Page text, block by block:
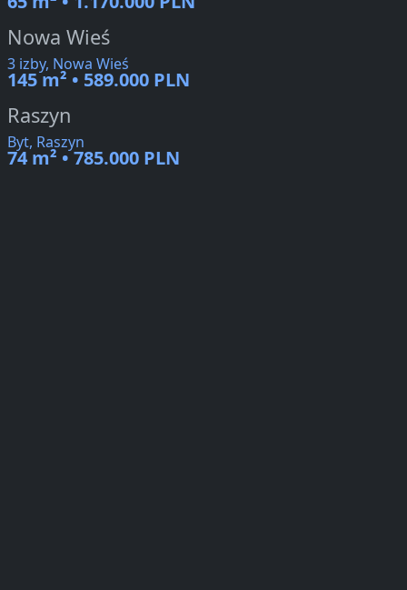
Nowa Wieś
3 izby, Nowa Wieś
145 m² • 589.000 PLN
Raszyn
Byt, Raszyn
74 m² • 785.000 PLN